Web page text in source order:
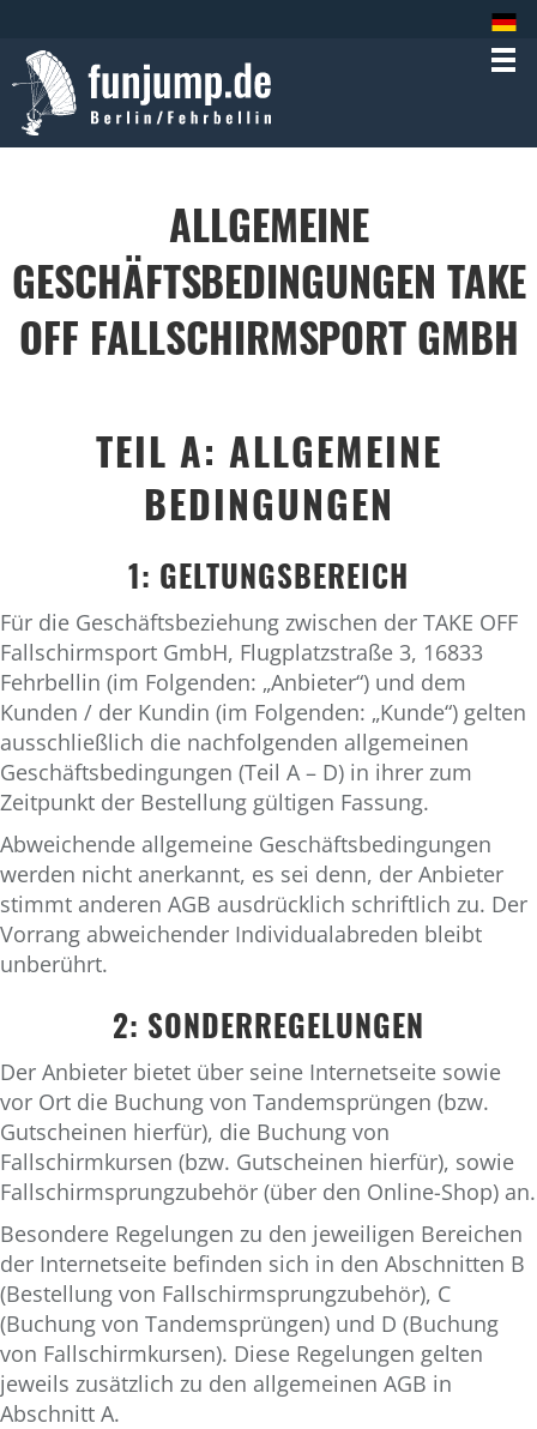
ALLGEMEINE
GESCHÄFTSBEDINGUNGEN TAKE
OFF FALLSCHIRMSPORT GMBH
TEIL A: ALLGEMEINE
BEDINGUNGEN
1: GELTUNGSBEREICH
Für die Geschäftsbeziehung zwischen der TAKE OFF
Fallschirmsport GmbH, Flugplatzstraße 3, 16833
Fehrbellin (im Folgenden: „Anbieter“) und dem
Kunden / der Kundin (im Folgenden: „Kunde“) gelten
ausschließlich die nachfolgenden allgemeinen
Geschäftsbedingungen (Teil A – D) in ihrer zum
Zeitpunkt der Bestellung gültigen Fassung.
Abweichende allgemeine Geschäftsbedingungen
werden nicht anerkannt, es sei denn, der Anbieter
stimmt anderen AGB ausdrücklich schriftlich zu. Der
Vorrang abweichender Individualabreden bleibt
unberührt.
2: SONDERREGELUNGEN
Der Anbieter bietet über seine Internetseite sowie
vor Ort die Buchung von Tandemsprüngen (bzw.
Gutscheinen hierfür), die Buchung von
Fallschirmkursen (bzw. Gutscheinen hierfür), sowie
Fallschirmsprungzubehör (über den Online-Shop) an.
Besondere Regelungen zu den jeweiligen Bereichen
der Internetseite befinden sich in den Abschnitten B
(Bestellung von Fallschirmsprungzubehör), C
(Buchung von Tandemsprüngen) und D (Buchung
von Fallschirmkursen). Diese Regelungen gelten
jeweils zusätzlich zu den allgemeinen AGB in
Abschnitt A.